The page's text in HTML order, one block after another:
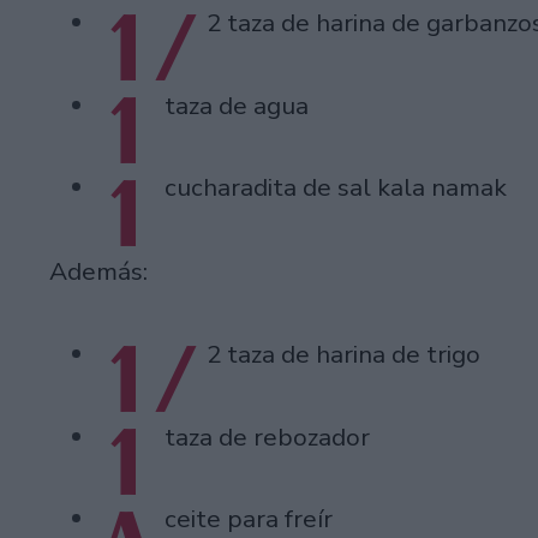
1/ 2 taza de harina de
1 taza de agua
1 cucharadita de sal kala namak
Además:
1/ 2 taza de harina de trigo
1 taza de rebozador
ceite para freír